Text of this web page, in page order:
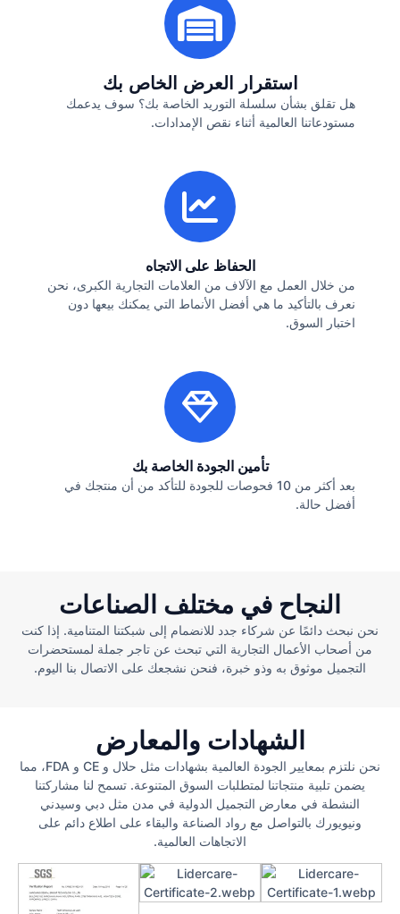
استقرار العرض الخاص بك
هل تقلق بشأن سلسلة التوريد الخاصة بك؟ سوف يدعمك
مستودعاتنا العالمية أثناء نقص الإمدادات.
الحفاظ على الاتجاه
من خلال العمل مع الآلاف من العلامات التجارية الكبرى، نحن
نعرف بالتأكيد ما هي أفضل الأنماط التي يمكنك بيعها دون
اختبار السوق.
تأمين الجودة الخاصة بك
بعد أكثر من 10 فحوصات للجودة للتأكد من أن منتجك في
أفضل حالة.
النجاح في مختلف الصناعات
نحن نبحث دائمًا عن شركاء جدد للانضمام إلى شبكتنا المتنامية. إذا كنت
من أصحاب الأعمال التجارية التي تبحث عن تاجر جملة لمستحضرات
التجميل موثوق به وذو خبرة، فنحن نشجعك على الاتصال بنا اليوم.
الشهادات والمعارض
نحن نلتزم بمعايير الجودة العالمية بشهادات مثل حلال و CE و FDA، مما
يضمن تلبية منتجاتنا لمتطلبات السوق المتنوعة. تسمح لنا مشاركتنا
النشطة في معارض التجميل الدولية في مدن مثل دبي وسيدني
ونيويورك بالتواصل مع رواد الصناعة والبقاء على اطلاع دائم على
الاتجاهات العالمية.